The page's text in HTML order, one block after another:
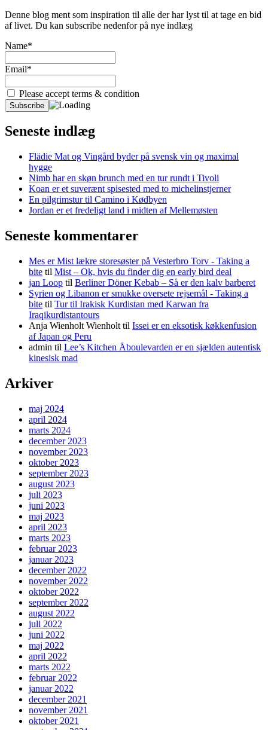
Denne blog ment som inspiration til alle der har lyst til at tage en bid
af livet. Du kan subscribe nedenfor på nye indlæg
Name*
Email*
Please accept terms & condition
Seneste indlæg
Flädie Mat og Vingård byder på svensk vin og maximal
hygge
Nimb har en skøn brunch med en tur rundt i Tivoli
Koan er et suverænt spisested med to michelinstjerner
En pilgrimstur til Camino i Kødbyen
Jordan er et fredeligt land i midten af Mellemøsten
Seneste kommentarer
Mes er Mist lækre storesøster på Vesterbro Torv - Taking a
bite til Mist – Ok, hvis du finder dig en early bird deal
jan Loop til Berliner Döner Kebab – Så er den kalv barberet
Syrien og Libanon er smukke oversete rejsemål - Taking a
bite til Tur til Irakisk Kurdistan med Karwan fra
Iraqikurdistantours
Anja Wienholt Wienholt til Issei er en eksotisk køkkenfusion
af Japan og Peru
admin til Lee’s Kitchen Åboulevarden er en sjælden autentisk
kinesisk mad
Arkiver
maj 2024
april 2024
marts 2024
december 2023
november 2023
oktober 2023
september 2023
august 2023
juli 2023
juni 2023
maj 2023
april 2023
marts 2023
februar 2023
januar 2023
december 2022
november 2022
oktober 2022
september 2022
august 2022
juli 2022
juni 2022
maj 2022
april 2022
marts 2022
februar 2022
januar 2022
december 2021
november 2021
oktober 2021